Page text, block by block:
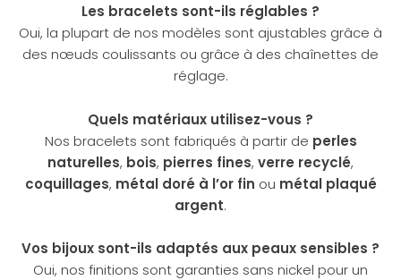
Les bracelets sont-ils réglables ?
Oui, la plupart de nos modèles sont ajustables grâce à
des nœuds coulissants ou grâce à des chaînettes de
réglage.
Quels matériaux utilisez-vous ?
Nos bracelets sont fabriqués à partir de perles
naturelles, bois, pierres fines, verre recyclé,
coquillages, métal doré à l’or fin ou métal plaqué
argent.
Vos bijoux sont-ils adaptés aux peaux sensibles ?
Oui, nos finitions sont garanties sans nickel pour un